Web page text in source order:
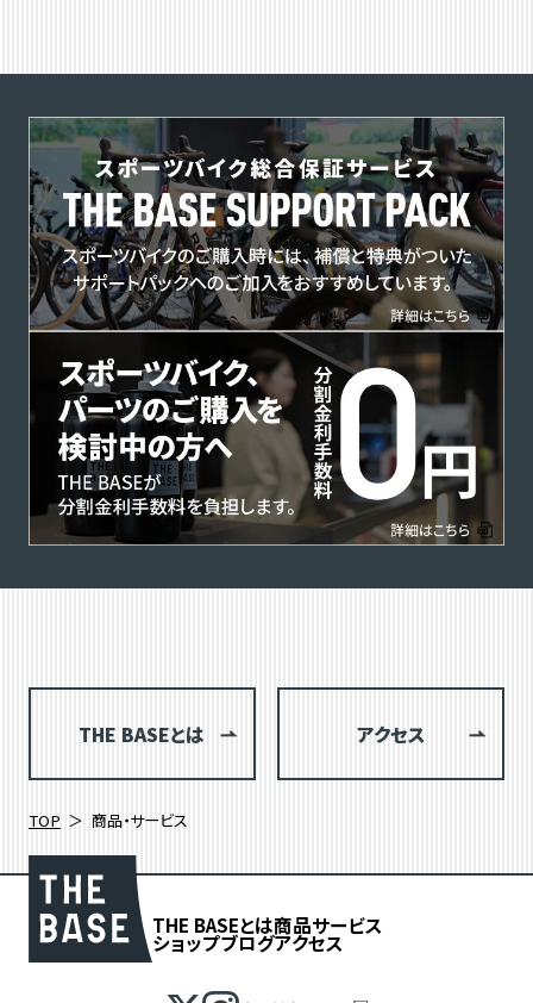
THE BASEとは アクセス
TOP 商品・サービス
THE BASEとは商品サービス
ショップブログアクセス